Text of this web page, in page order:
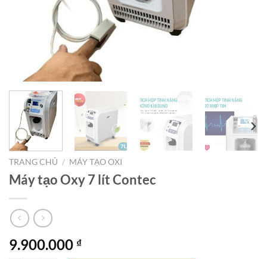
TRANG CHỦ / MÁY TẠO OXI
Máy tạo Oxy 7 lít Contec
9.900.000 ₫